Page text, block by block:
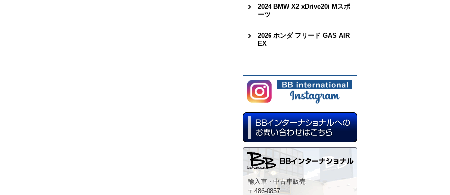
2024 BMW X2 xDrive20i Mスポ
ーツ
2026 ホンダ フリード GAS AIR
EX
輸入車・中古車販売
〒486-0857